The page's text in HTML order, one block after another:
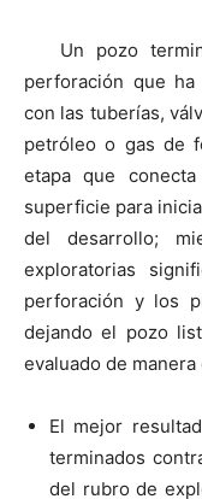
Un pozo
perforación que
con las tuberías,
petróleo o gas de
etapa que
superficie para
del desarrollo;
exploratorias
perforación y los
dejando el pozo
evaluado de
El mejor
terminados
del rubro de